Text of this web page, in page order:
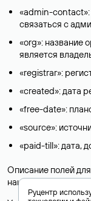
«admin-contact»:
связаться с
«org»: название
является
«registrar»:
«created»: дата
«free-date»:
«source»:
«paid-till»: дата,
Описание полей
национальных
Руцентр